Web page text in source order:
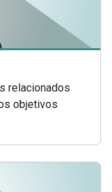
relacionados
objetivos